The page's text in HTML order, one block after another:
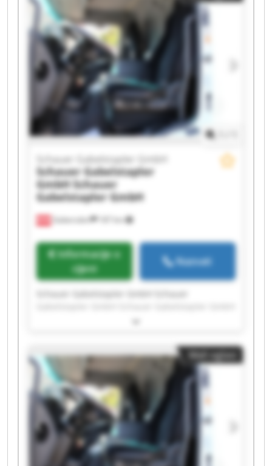
Schauer Gabelstapler GmbH Schauer
Gabelstapler GmbH Schauer Gabelstapler GmbH
Schauer Gabelstapler GmbH Schauer
Gabelstapler GmbH Schauer Gabelstapler GmbH
Schauer Gabelstapler GmbH Schauer
Gabelstapler GmbH Schauer Gabelstapler GmbH
Schauer Gabelstapler GmbH Schauer
Gabelstapler GmbH
Gabersdorf 187 km
Schauer Gabelstapler GmbH
Schauer Gabelstapler
GmbH Schauer
Gabelstapler GmbH
Informacije o
cijeni
Nazvati
Schauer Gabelstapler GmbH Schauer
Schauer Gabelstapler GmbH Schauer
Schauer Gabelstapler GmbH Schauer
Gabelstapler GmbH Schauer Gabelstapler GmbH
Schauer Gabelstapler GmbH Schauer
Gabelstapler GmbH Schauer Gabelstapler GmbH
Schauer Gabelstapler GmbH Schauer
Gabelstapler GmbH Schauer Gabelstapler GmbH
Schauer Gabelstapler GmbH Schauer
Gabelstapler GmbH Schauer Gabelstapler GmbH
Schauer Gabelstapler GmbH Schauer
Gabelstapler GmbH
Mali oglasi